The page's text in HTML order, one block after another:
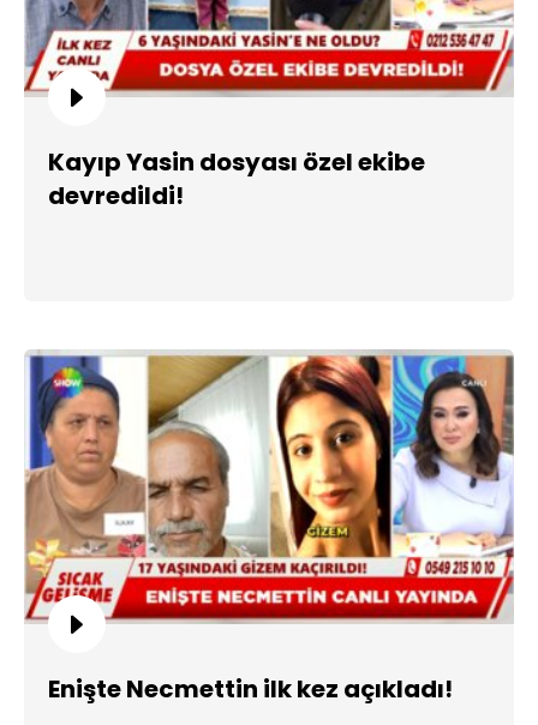
Kayıp Yasin dosyası özel ekibe
devredildi!
Enişte Necmettin ilk kez açıkladı!